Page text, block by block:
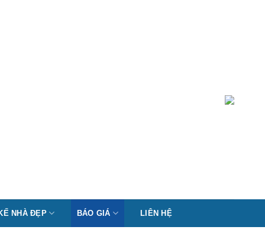
NHÀ ĐẸP BÁO GIÁ LIÊN HỆ